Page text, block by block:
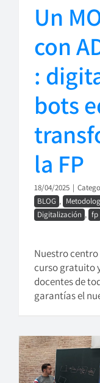
Un
con
:
bots
la FP
18/04/2025 |
BLOG ,
Digitalización , fp
Nuestro
curso gratuito
docentes de
garantías el